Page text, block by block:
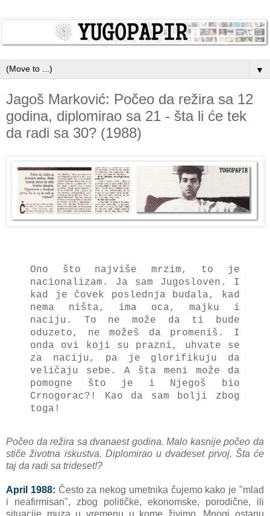
▼
Jagoš Marković: Počeo da režira sa 12
godina, diplomirao sa 21 - šta li će tek
da radi sa 30? (1988)
Ono što najviše mrzim, to je
nacionalizam. Ja sam Jugosloven. I
kad je čovek poslednja budala, kad
nema ništa, ima oca, majku i
naciju. To ne može da ti bude
oduzeto, ne možeš da promeniš. I
onda ovi koji su prazni, uhvate se
za naciju, pa je glorifikuju da
veličaju sebe. A šta meni može da
pomogne što je i Njegoš bio
Crnogorac?! Kao da sam bolji zbog
toga!
Počeo da režira sa dvanaest godina. Malo kasnije počeo da
stiče životna iskustva. Diplomirao u dvadeset prvoj. Šta će
taj da radi sa trideset!?
April 1988: Često za nekog umetnika čujemo kako je "mlad
i neafirmisan", zbog političke, ekonomske, porodične, ili